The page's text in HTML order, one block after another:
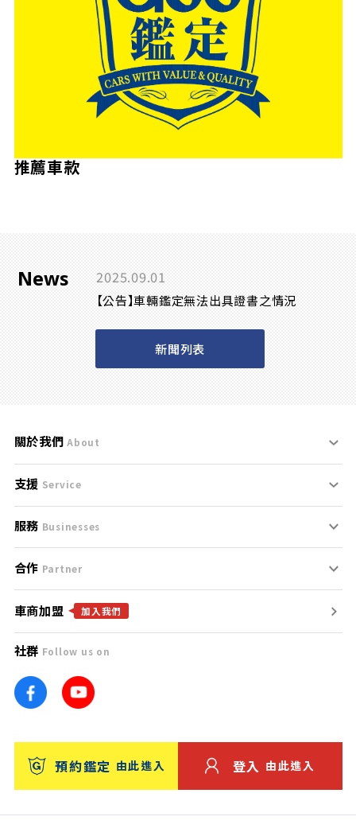
推薦車款
News 2025.09.01
【公告】車輛鑑定無法出具證書之情況
新聞列表
關於我們 About
刊登規範
服務條款
免責聲明
隱私權政策
團隊
車訊網
台灣優良中古車商大獎
支援 Service
支援中心
聯絡我們
服務 Businesses
什麼是Goo鑑定？
找好車
找好店
找海外車
消費者評價
保固
合作 Partner
合作夥伴
廣告合作
車商加盟 加入我們
社群 Follow us on
預約鑑定 由此進入 登入 由此進入